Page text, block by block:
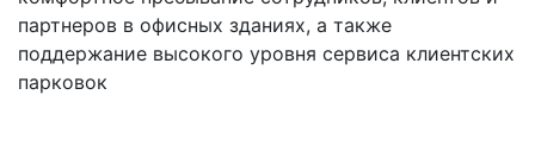
партнеров в офисных зданиях, а также
поддержание высокого уровня сервиса клиентских
парковок